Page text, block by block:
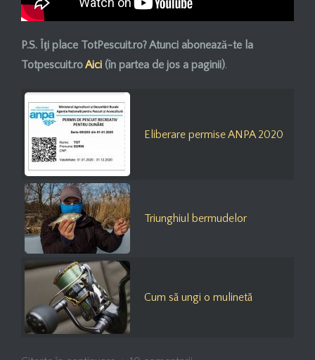
P.S. Îţi place TotPescuit.ro? Atunci abonează-te la
Totpescuit.roAici (în partea de jos a paginii).
Eliberare permise ANPA 2020
Triunghiul bermudelor
Cum să ungi o mulinetă